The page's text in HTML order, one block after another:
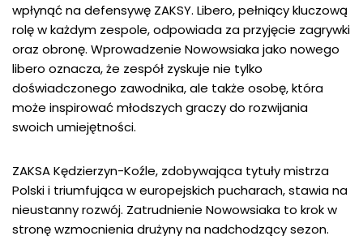
wpłynąć na defensywę ZAKSY. Libero, pełniący kluczową
rolę w każdym zespole, odpowiada za przyjęcie zagrywki
oraz obronę. Wprowadzenie Nowowsiaka jako nowego
libero oznacza, że zespół zyskuje nie tylko
doświadczonego zawodnika, ale także osobę, która
może inspirować młodszych graczy do rozwijania
swoich umiejętności.
ZAKSA Kędzierzyn-Koźle, zdobywająca tytuły mistrza
Polski i triumfująca w europejskich pucharach, stawia na
nieustanny rozwój. Zatrudnienie Nowowsiaka to krok w
stronę wzmocnienia drużyny na nadchodzący sezon.